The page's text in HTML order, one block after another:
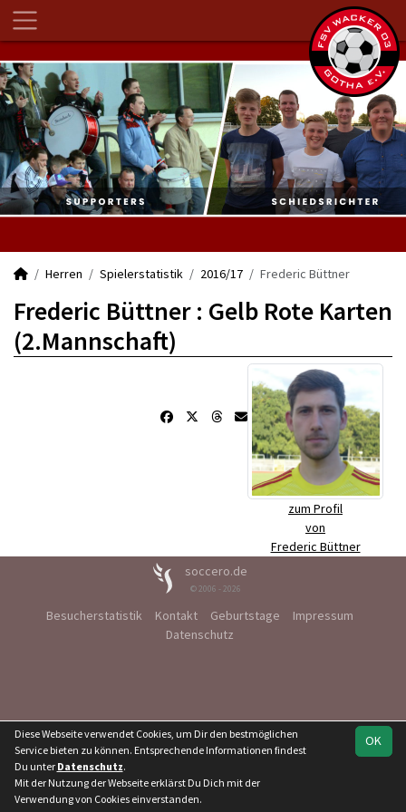
Herren Spielerstatistik 2016/17 Frederic Büttner
Frederic Büttner : Gelb Rote Karten
(2.Mannschaft)
zum Profil
von
Frederic Büttner
soccero.de
© 2006 - 2026
Besucherstatistik Kontakt Geburtstage
Impressum
Datenschutz
OK
Diese Webseite verwendet Cookies, um Dir den bestmöglichen
Service bieten zu können. Entsprechende Informationen findest
Du unter Datenschutz.
Mit der Nutzung der Webseite erklärst Du Dich mit der
Verwendung von Cookies einverstanden.